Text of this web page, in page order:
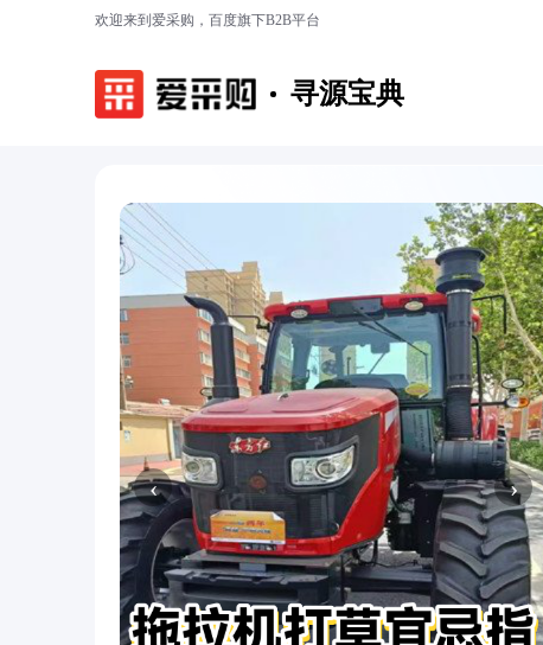
欢迎来到爱采购，百度旗下B2B平台
寻源宝典
‹ ›